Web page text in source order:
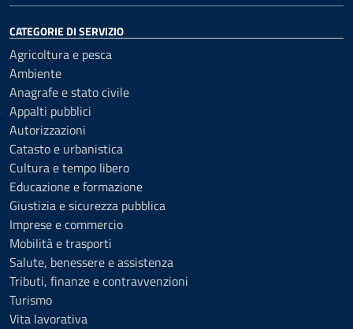
CATEGORIE DI SERVIZIO
Agricoltura e pesca
Ambiente
Anagrafe e stato civile
Appalti pubblici
Autorizzazioni
Catasto e urbanistica
Cultura e tempo libero
Educazione e formazione
Giustizia e sicurezza pubblica
Imprese e commercio
Mobilità e trasporti
Salute, benessere e assistenza
Tributi, finanze e contravvenzioni
Turismo
Vita lavorativa